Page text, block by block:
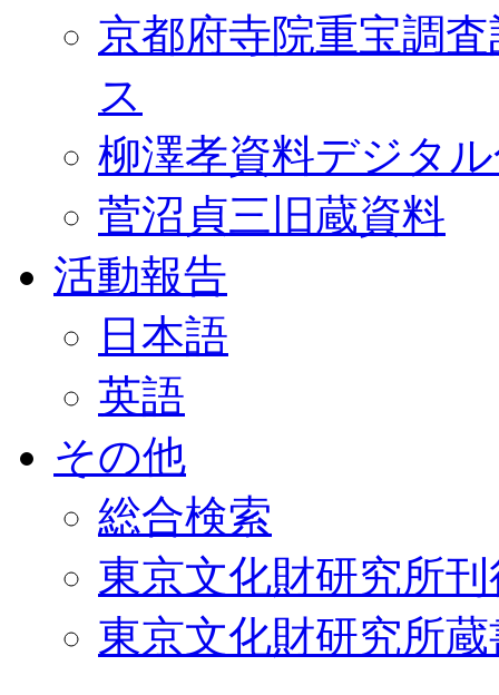
京都府寺院重宝調
ス
柳澤孝資料デジタ
菅沼貞三旧蔵資料
活動報告
日本語
英語
その他
総合検索
東京文化財研究所
東京文化財研究所